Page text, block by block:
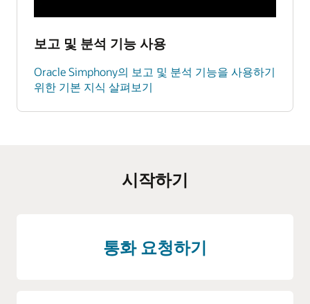
보고 및 분석 기능 사용
Oracle Simphony의 보고 및 분석 기능을 사용하기
위한 기본 지식 살펴보기
시작하기
통화 요청하기